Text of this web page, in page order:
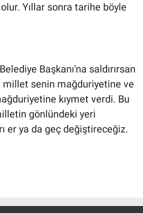
Yıllar sonra tarihe böyle
Başkanı'na saldırırsan
millet senin mağduriyetine ve
kıymet verdi. Bu
gönlündeki yeri
er ya da geç değiştireceğiz.